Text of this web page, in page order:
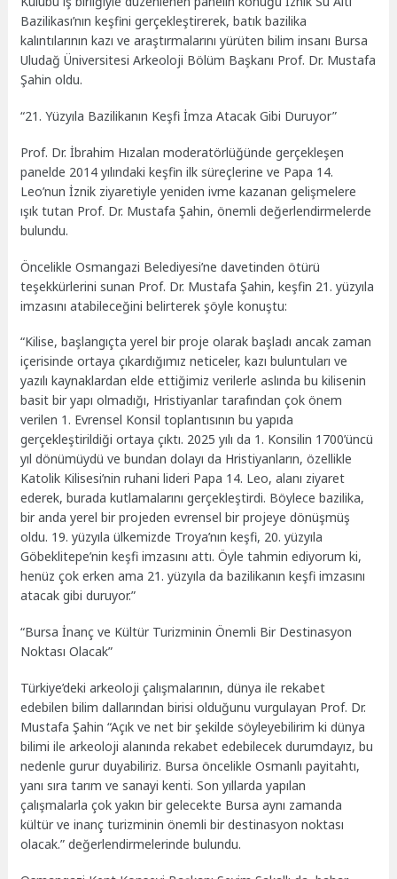
Bazilikası’nın keşfini gerçekleştirerek, batık bazilika
kalıntılarının kazı ve araştırmalarını yürüten bilim insanı Bursa
Uludağ Üniversitesi Arkeoloji Bölüm Başkanı Prof. Dr. Mustafa
Şahin oldu.
“21. Yüzyıla Bazilikanın Keşfi İmza Atacak Gibi Duruyor”
Prof. Dr. İbrahim Hızalan moderatörlüğünde gerçekleşen
panelde 2014 yılındaki keşfin ilk süreçlerine ve Papa 14.
Leo’nun İznik ziyaretiyle yeniden ivme kazanan gelişmelere
ışık tutan Prof. Dr. Mustafa Şahin, önemli değerlendirmelerde
bulundu.
Öncelikle Osmangazi Belediyesi’ne davetinden ötürü
teşekkürlerini sunan Prof. Dr. Mustafa Şahin, keşfin 21. yüzyıla
imzasını atabileceğini belirterek şöyle konuştu:
“Kilise, başlangıçta yerel bir proje olarak başladı ancak zaman
içerisinde ortaya çıkardığımız neticeler, kazı buluntuları ve
yazılı kaynaklardan elde ettiğimiz verilerle aslında bu kilisenin
basit bir yapı olmadığı, Hristiyanlar tarafından çok önem
verilen 1. Evrensel Konsil toplantısının bu yapıda
gerçekleştirildiği ortaya çıktı. 2025 yılı da 1. Konsilin 1700’üncü
yıl dönümüydü ve bundan dolayı da Hristiyanların, özellikle
Katolik Kilisesi’nin ruhani lideri Papa 14. Leo, alanı ziyaret
ederek, burada kutlamalarını gerçekleştirdi. Böylece bazilika,
bir anda yerel bir projeden evrensel bir projeye dönüşmüş
oldu. 19. yüzyıla ülkemizde Troya’nın keşfi, 20. yüzyıla
Göbeklitepe’nin keşfi imzasını attı. Öyle tahmin ediyorum ki,
henüz çok erken ama 21. yüzyıla da bazilikanın keşfi imzasını
atacak gibi duruyor.”
“Bursa İnanç ve Kültür Turizminin Önemli Bir Destinasyon
Noktası Olacak”
Türkiye’deki arkeoloji çalışmalarının, dünya ile rekabet
edebilen bilim dallarından birisi olduğunu vurgulayan Prof. Dr.
Mustafa Şahin “Açık ve net bir şekilde söyleyebilirim ki dünya
bilimi ile arkeoloji alanında rekabet edebilecek durumdayız, bu
nedenle gurur duyabiliriz. Bursa öncelikle Osmanlı payitahtı,
yanı sıra tarım ve sanayi kenti. Son yıllarda yapılan
çalışmalarla çok yakın bir gelecekte Bursa aynı zamanda
kültür ve inanç turizminin önemli bir destinasyon noktası
olacak.” değerlendirmelerinde bulundu.